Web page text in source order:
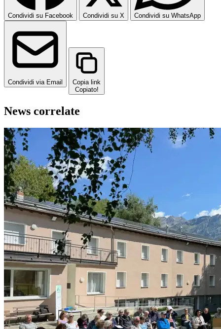
Condividi su Facebook Condividi su X Condividi su WhatsApp
Condividi via Email
Copia link
Copiato!
News correlate